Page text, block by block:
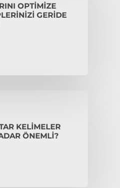
OPTIMIZE
GERIDE
KELIMELER
ÖNEMLI?